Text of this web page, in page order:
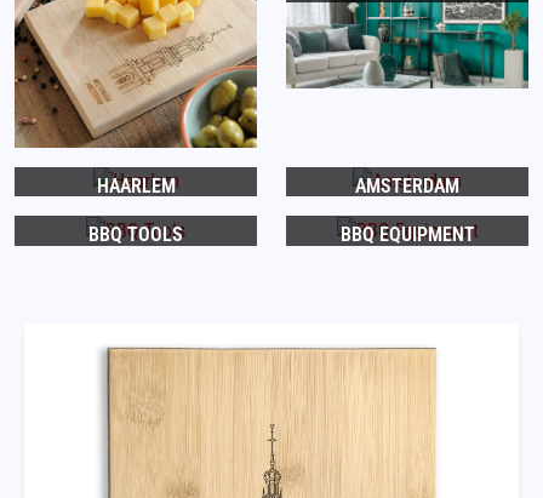
HAARLEM AMSTERDAM
BBQ TOOLS BBQ EQUIPMENT